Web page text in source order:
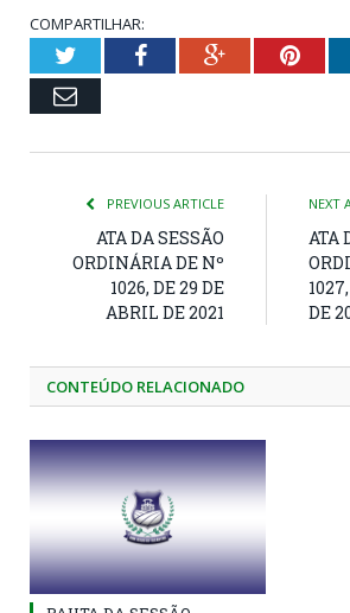
COMPARTILHAR:
TwitterFacebookGoogle+
Email
PREVIOUS ARTICLE
ATA DA SESSÃO
ORDINÁRIA DE Nº
1026, DE 29 DE
ABRIL DE 2021
NEXT
ATA
DE
CONTEÚDO RELACIONADO